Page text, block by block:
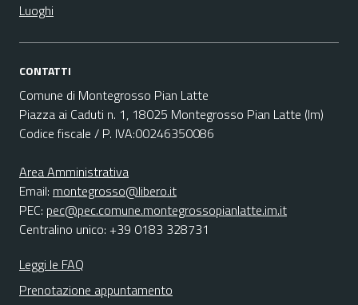
Luoghi
CONTATTI
Comune di Montegrosso Pian Latte
Piazza ai Caduti n. 1, 18025 Montegrosso Pian Latte (Im)
Codice fiscale / P. IVA:00246350086
Area Amministrativa
Email: montegrosso@libero.it
PEC: pec@pec.comune.montegrossopianlatte.im.it
Centralino unico: +39 0183 328731
Leggi le FAQ
Prenotazione appuntamento